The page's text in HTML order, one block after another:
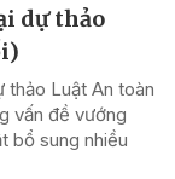
dự thảo
thảo Luật An toàn
vấn đề vướng
bổ sung nhiều